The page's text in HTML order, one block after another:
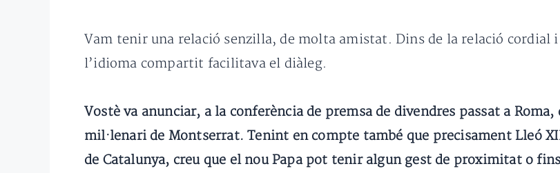
Vam tenir una relació senzilla, de molta amistat. Dins de la relació
l’idioma compartit facilitava el diàleg.
Vostè va anunciar, a la conferència de premsa de divendres passat a
mil·lenari de Montserrat. Tenint en compte també que precisament Lleó
de Catalunya, creu que el nou Papa pot tenir algun gest de proximitat o